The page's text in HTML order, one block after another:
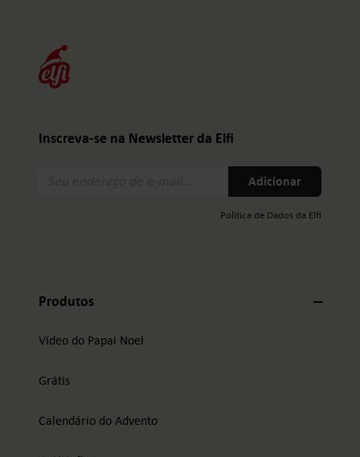
Inscreva-se na Newsletter da Elfi
Adicionar
Política de Dados da Elfi
Produtos
Vídeo do Papai Noel
Grátis
Calendário do Advento